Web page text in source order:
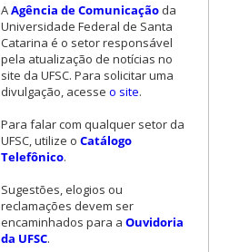
AAgência de Comunicaçãoda
Universidade Federal de Santa
Catarina é o setor responsável
pela atualização de notícias no
site da UFSC. Para solicitar uma
divulgação, acesse o site.
Para falar com qualquer setor da
UFSC, utilize o Catálogo
Telefônico.
Sugestões, elogios ou
reclamações devem ser
encaminhados para a Ouvidoria
da UFSC.